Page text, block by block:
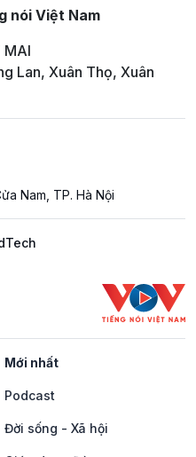
nói Việt Nam
MAI
Lan, Xuân Thọ, Xuân
Nam, TP. Hà Nội
Mới nhất
Podcast
Đời sống - Xã hội